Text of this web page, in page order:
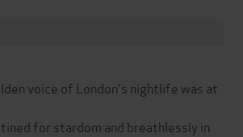
voice of London's nightlife was at
for stardom and breathlessly in